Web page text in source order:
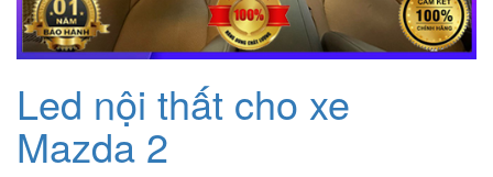
Led nội thất cho xe
Mazda 2